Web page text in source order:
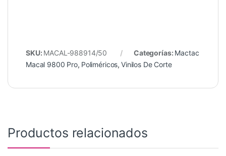
SKU: MACAL-988914/50 Categorías: Mactac
Macal 9800 Pro, Poliméricos, Vinilos De Corte
Productos relacionados